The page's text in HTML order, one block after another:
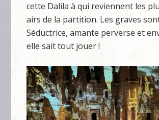
cette Dalila à qui reviennent les
airs de la partition. Les graves
Séductrice, amante perverse et
elle sait tout jouer !